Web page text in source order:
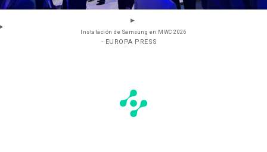
Instalación de Samsung en MWC 2026
- EUROPA PRESS